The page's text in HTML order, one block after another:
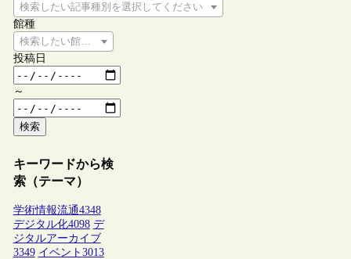
検索したい記事種別を選択してください
館種
検索したい館種を選択してください
投稿日
～
検索
キーワードから検
索（テーマ）
学術情報流通4348
デジタル化4098 デ
ジタルアーカイブ
3349 イベント 3013